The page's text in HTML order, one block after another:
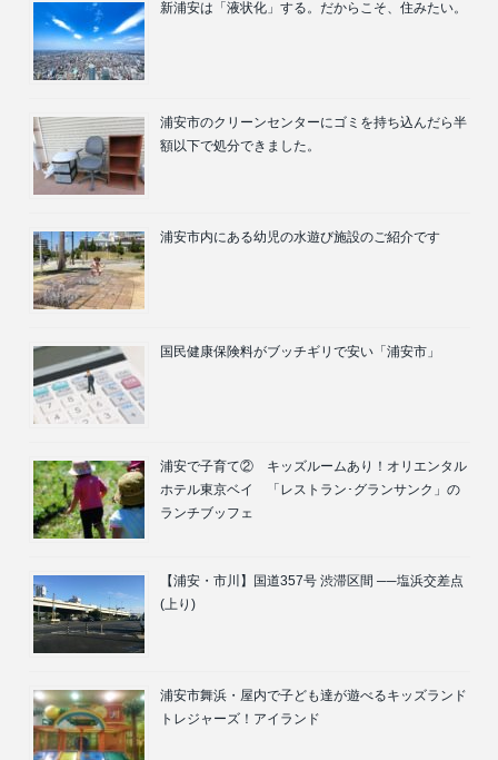
新浦安は「液状化」する。だからこそ、住みたい。
浦安市のクリーンセンターにゴミを持ち込んだら半
額以下で処分できました。
浦安市内にある幼児の水遊び施設のご紹介です
国民健康保険料がブッチギリで安い「浦安市」
浦安で子育て② キッズルームあり！オリエンタル
ホテル東京ベイ 「レストラン･グランサンク」の
ランチブッフェ
【浦安・市川】国道357号 渋滞区間 ──塩浜交差点
(上り)
浦安市舞浜・屋内で子ども達が遊べるキッズランド
トレジャーズ！アイランド